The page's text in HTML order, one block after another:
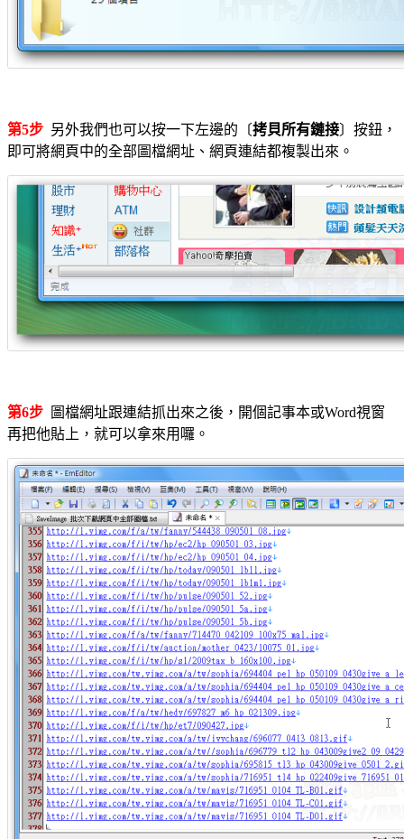
第5步 另外我們也可以按一下左邊的〔拷貝所有鏈接〕按鈕，
即可將網頁中的全部圖檔網址、網頁連結都複製出來。
第6步 圖檔網址跟連結抓出來之後，開個記事本或Word視窗
再把他貼上，就可以拿來用囉。